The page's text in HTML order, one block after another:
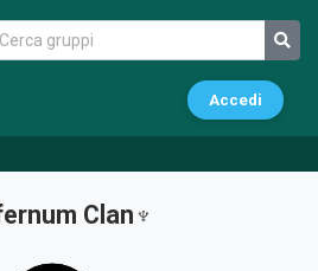
Accedi
Clan♆